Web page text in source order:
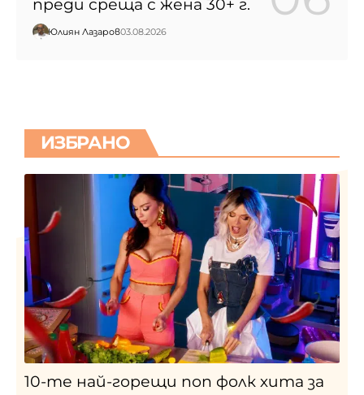
преди среща с жена 30+ г.
Юлиян Лазаров03.08.2026
ИЗБРАНО
10-те най-горещи поп фолк хита за